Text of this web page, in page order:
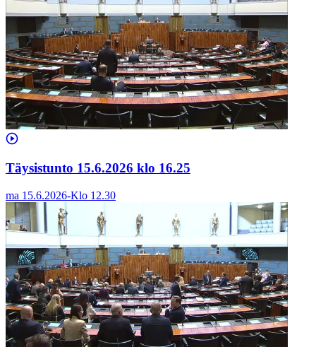
Täysistunto 15.6.2026 klo 16.25
ma 15.6.2026-Klo 12.30